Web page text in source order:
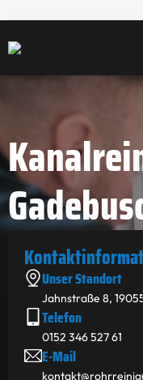
Unser Standort
Jahnstraße 8,
Telefon
0152 346 527 61
E-Mail